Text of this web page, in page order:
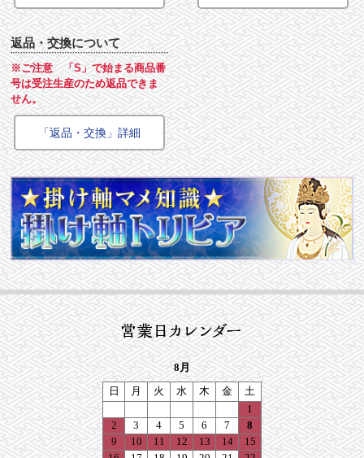
返品・交換について
※ご注意 「S」で始まる商品番
号は受注生産のため返品できま
せん。
「返品・交換」詳細